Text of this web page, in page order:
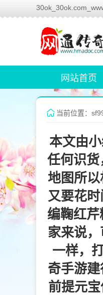
网站首页
当前位置：
本文由
任何识
地图所
又要花
编鞠红
家来说
一样，
奇手游
前提元